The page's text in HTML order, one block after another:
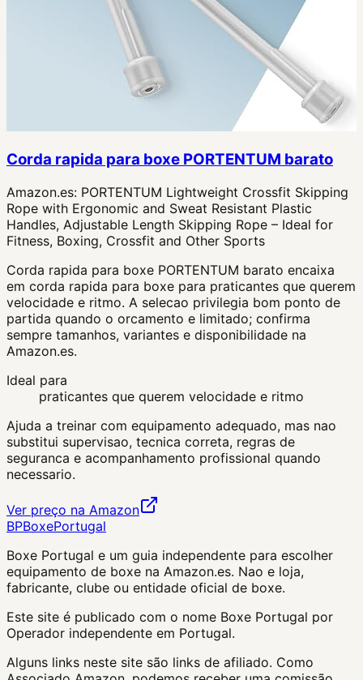
Corda rapida para boxe PORTENTUM barato
Amazon.es: PORTENTUM Lightweight Crossfit Skipping
Rope with Ergonomic and Sweat Resistant Plastic
Handles, Adjustable Length Skipping Rope – Ideal for
Fitness, Boxing, Crossfit and Other Sports
Corda rapida para boxe PORTENTUM barato encaixa
em corda rapida para boxe para praticantes que querem
velocidade e ritmo. A selecao privilegia bom ponto de
partida quando o orcamento e limitado; confirma
sempre tamanhos, variantes e disponibilidade na
Amazon.es.
Ideal para
praticantes que querem velocidade e ritmo
Ajuda a treinar com equipamento adequado, mas nao
substitui supervisao, tecnica correta, regras de
seguranca e acompanhamento profissional quando
necessario.
Ver preço na Amazon
BPBoxePortugal
Boxe Portugal e um guia independente para escolher
equipamento de boxe na Amazon.es. Nao e loja,
fabricante, clube ou entidade oficial de boxe.
Este site é publicado com o nome Boxe Portugal por
Operador independente em Portugal.
Alguns links neste site são links de afiliado. Como